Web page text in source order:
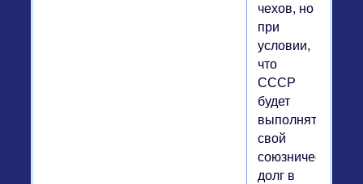
чехов, но
при
условии,
что
СССР
будет
выполнять
свой
союзнический
долг в